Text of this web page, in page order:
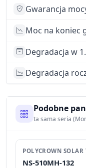
Gwarancja
Moc na koniec
Degradacja w
Degradacja
Podobne
ta sama seria
POLYCROWN SOLAR
NS-510MH-132